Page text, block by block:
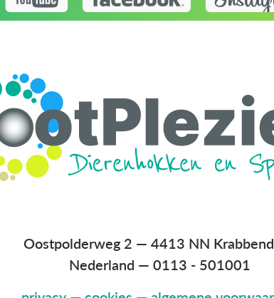
Oostpolderweg 2 — 4413 NN
Nederland — 0113 - 501001